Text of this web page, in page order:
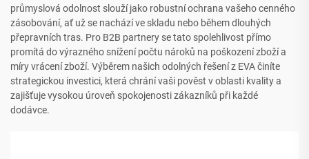
průmyslová odolnost slouží jako robustní ochrana vašeho cenného
zásobování, ať už se nachází ve skladu nebo během dlouhých
přepravních tras. Pro B2B partnery se tato spolehlivost přímo
promítá do výrazného snížení počtu nároků na poškození zboží a
míry vrácení zboží. Výběrem našich odolných řešení z EVA činíte
strategickou investici, která chrání vaši pověst v oblasti kvality a
zajišťuje vysokou úroveň spokojenosti zákazníků při každé
dodávce.